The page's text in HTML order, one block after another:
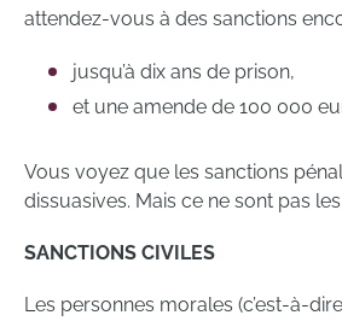
attendez-vous à des sanctions
jusqu’à dix ans de prison,
et une amende de 100 000
Vous voyez que les sanctions
dissuasives. Mais ce ne sont pas
SANCTIONS CIVILES
Les personnes morales (c’est-à-